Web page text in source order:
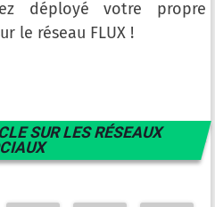
déployé votre propre
le réseau FLUX !
SUR LES RÉSEAUX